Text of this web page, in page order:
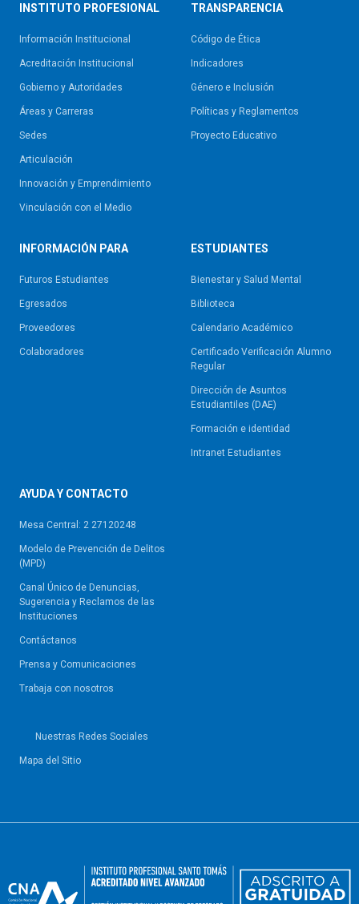
INSTITUTO PROFESIONAL
Información Institucional
Acreditación Institucional
Gobierno y Autoridades​
Áreas y Carreras
Sedes
Articulación
Innovación y Emprendimiento
Vinculación con el Medio
TRANSPARENCIA
Código de Ética
Indicadores
Género e Inclusión
Políticas y Reglamentos​
Proyecto Educativo
INFORMACIÓN PARA
Futuros Estudiantes
Egresados
Proveedores
Colaboradores
ESTUDIANTES
Bienestar y Salud Mental
Biblioteca
Calendario Académico
Certificado Verificación Alumno
Regular
Dirección de Asuntos
Estudiantiles (DAE)
Formación e identidad
Intranet Estudiantes
AYUDA Y CONTACTO
Mesa Central: 2 27120248
Modelo de Prevención de Delitos
(MPD)
Canal Único de Denuncias,
Sugerencia y Reclamos de las
Instituciones
Contáctanos
Prensa y Comunicaciones
Trabaja con nosotros
Nuestras Redes Sociales
Mapa del Sitio